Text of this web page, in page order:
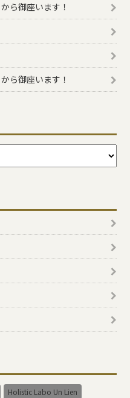
ら御座います！
ら御座います！
Holistic Labo Un Lien